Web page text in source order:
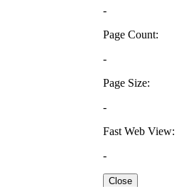
-
Page Count:
-
Page Size:
-
Fast Web View:
-
Close